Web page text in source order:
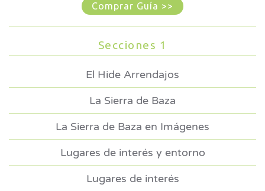
Comprar Guía >>
Secciones 1
El Hide Arrendajos
La Sierra de Baza
La Sierra de Baza en Imágenes
Lugares de interés y entorno
Lugares de interés